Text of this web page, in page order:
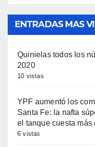
ENTRADAS MAS
Quinielas todos los
2020
10 vistas
YPF aumentó los
Santa Fe: la nafta
el tanque cuesta más
6 vistas